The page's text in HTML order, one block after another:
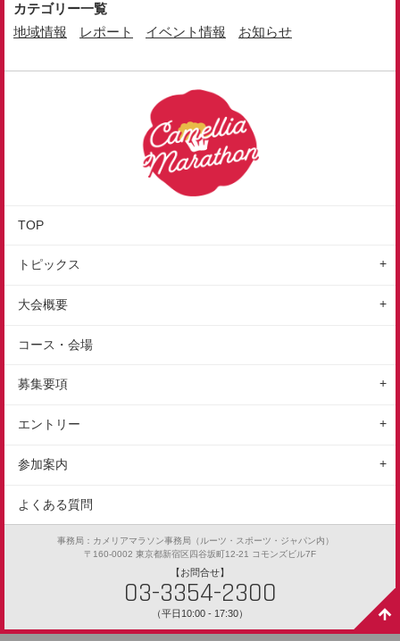
カテゴリー一覧
地域情報
レポート イベント情報 お知らせ
TOP
トピックス
地域情報
お知らせ
大会概要
大会の特徴
アクセス
過去動画
コース・会場
募集要項
1部（10km）
保険
エントリー
エントリーの手続き
参加案内
参加前のご案内
よくある質問
事務局：カメリアマラソン事務局（ルーツ・スポーツ・ジャパン内）
〒160-0002 東京都新宿区四谷坂町12-21 コモンズビル7F
【お問合せ】
03-3354-2300
（平日10:00 - 17:30）